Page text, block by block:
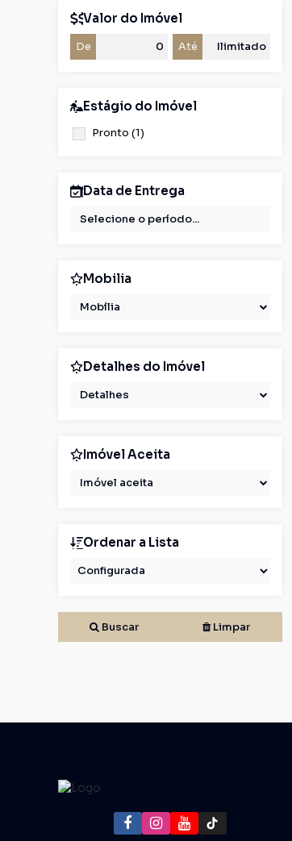
Valor do Imóvel
De Até
Estágio do Imóvel
Pronto (1)
Data de Entrega
Mobilia
Mobília
Detalhes do Imóvel
Detalhes
Imóvel Aceita
Imóvel aceita
Ordenar a Lista
Buscar Limpar